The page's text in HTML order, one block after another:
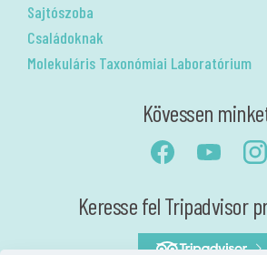
Sajtószoba
Családoknak
Molekuláris Taxonómiai Laboratórium
Kövessen
Keresse fel Tripadvisor